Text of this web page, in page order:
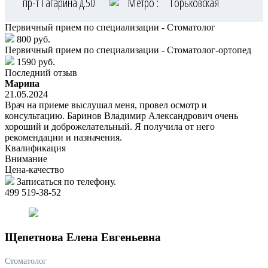
Первичный прием по специализации - Стоматолог
800 руб.
Первичный прием по специализации - Стоматолог-ортопед
1590 руб.
Последний отзыв
Марина
21.05.2024
Врач на приеме выслушал меня, провел осмотр и
консультацию. Баринов Владимир Александрович очень
хороший и доброжелательный. Я получила от него
рекомендации и назначения.
Квалификация
Внимание
Цена-качество
Записаться по телефону.
499 519-38-52
Щепетнова Елена Евгеньевна
Стоматолог